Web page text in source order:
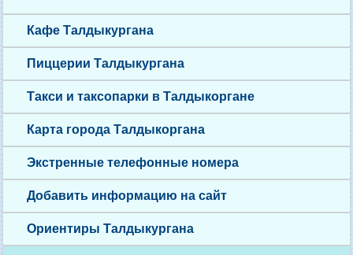
Кафе Талдыкургана
Пиццерии Талдыкургана
Такси и таксопарки в Талдыкоргане
Карта города Талдыкоргана
Экстренные телефонные номера
Добавить информацию на сайт
Ориентиры Талдыкургана